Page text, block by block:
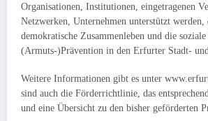
Organisationen, Institutionen, eingetragenen
Netzwerken, Unternehmen unterstützt werden,
demokratische Zusammenleben und die
(Armuts-)Prävention in den Erfurter Stadt-
Weitere Informationen gibt es unter
sind auch die Förderrichtlinie, das
und eine Übersicht zu den bisher geförderten